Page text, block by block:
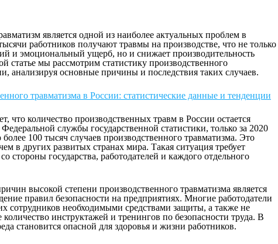
является одной из наиболее актуальных проблем в
работников получают травмы на производстве, что не только
и эмоциональный ущерб, но и снижает производительность
статье мы рассмотрим статистику производственного
анализируя основные причины и последствия таких случаев.
травматизма в России: статистические данные и тенденции
что количество производственных травм в России остается
службы государственной статистики, только за 2020
более 100 тысяч случаев производственного травматизма. Это
в других развитых странах мира. Такая ситуация требует
стороны государства, работодателей и каждого отдельного
высокой степени производственного травматизма является
правил безопасности на предприятиях. Многие работодатели
сотрудников необходимыми средствами защиты, а также не
количество инструктажей и тренингов по безопасности труда. В
становится опасной для здоровья и жизни работников.